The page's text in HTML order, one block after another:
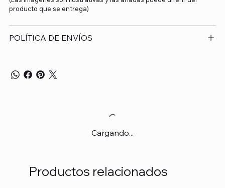
producto que se entrega)
POLÍTICA DE ENVÍOS
Cargando...
Productos relacionados